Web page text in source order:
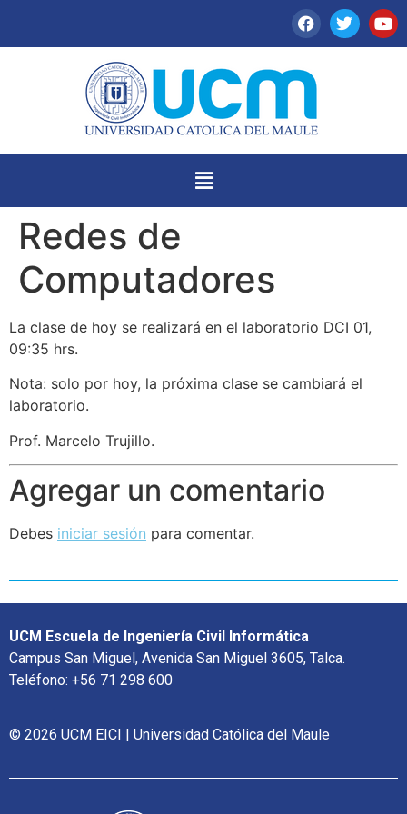
Redes de
Computadores
La clase de hoy se realizará en el laboratorio DCI 01,
09:35 hrs.
Nota: solo por hoy, la próxima clase se cambiará el
laboratorio.
Prof. Marcelo Trujillo.
Agregar un comentario
Debes iniciar sesión para comentar.
UCM Escuela de Ingeniería Civil Informática
Campus San Miguel, Avenida San Miguel 3605, Talca.
Teléfono: +56 71 298 600
© 2026 UCM EICI | Universidad Católica del Maule